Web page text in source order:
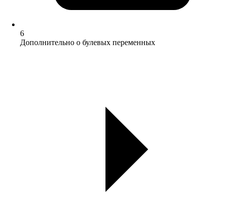
6
Дополнительно о булевых переменных